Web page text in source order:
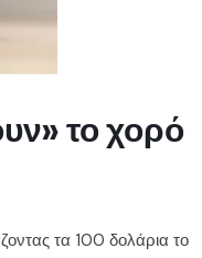
το χορό
τα 100 δολάρια το